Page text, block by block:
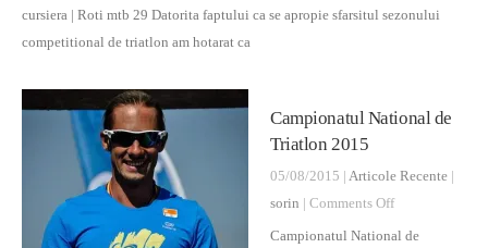
Bicicleta
cursiera | Roti mtb 29 Datorita faptului ca se apropie sfarsitul sezonului
competitional de triatlon am hotarat ca
Campionatul National de
Triatlon 2015
05/08/2015 | Articole Recente
sorin
Comments Offon
Campionatul
Campionatul National de